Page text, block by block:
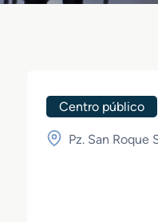
Centro público
Pz. San Roque